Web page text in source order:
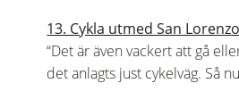
13. Cykla utmed San
“Det är även vackert att gå
det anlagts just cykelväg. Så